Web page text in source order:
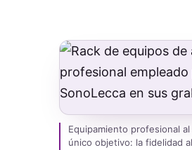
Equipamiento profesional
único objetivo: la fidelidad